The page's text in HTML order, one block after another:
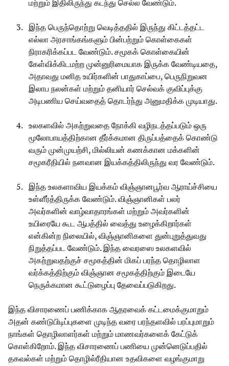
மற்றும் இதிலிருந்து கடந்து செல்ல வேண்டும்.
இந்த பெருந்தொற்று வெடித்ததில் இருந்து கிட்டத்தட்ட
எல்லா அரசாங்கங்களும் பின்பற்றும் கொள்கைகள்
நிராகரிக்கப்பட வேண்டும். சமூகக் கொள்கையின்
கேள்விக்கிடமற்ற முன்னுரிமையாக இருக்க வேண்டியதை,
அதாவது மனித உயிர்களின் பாதுகாப்பை, பெருநிறுவன
இலாப நலன்கள் மற்றும் தனியார் செல்வக் குவிப்புக்கு
அடிபணிய செய்வதைத் தொடர்ந்து அனுமதிக்க முடியாது.
உலகளவில் அகற்றுவதை நோக்கி வழிநடத்தப்படும் ஒரு
மூலோபாயத்திற்கான தீர்க்கமான திருப்பத்தைக் கொண்டு
வரும் முன்முயற்சி, மில்லியன் கணக்கான மக்களின்
சமூகரீதியில் நனவான இயக்கத்திலிருந்து வர வேண்டும்.
இந்த உலகளாவிய இயக்கம் விஞ்ஞானபூர்வ ஆராய்ச்சியை
உள்ளீர்த்திருக்க வேண்டும். விஞ்ஞானிகள் பலர்
அவர்களின் வாழ்வாதாரங்கள் மற்றும் அவர்களின்
உயிரையே கூட ஆபத்தில் வைத்து உழைக்கிறார்கள்
என்கின்ற நிலையில், விஞ்ஞானிகளை துன்புறுத்துவது
நிறுத்தப்பட வேண்டும். இந்த வைரஸை உலகளவில்
அகற்றுவதற்குச் சமூகத்தின் மிகப் பரந்த தொழிலாள
வர்க்கத்திற்கும் விஞ்ஞான சமூகத்திற்கும் இடையே
நெருக்கமான கூட்டுழைப்பு தேவைப்படுகிறது.
இந்த விசாரணைப் பணிக்காக ஆதரவைக் கட்டமைக்குமாறும்
அதன் கண்டுபிடிப்புகளை முடிந்த வரை பரந்தளவில் பரப்புமாறும்
நாங்கள் தொழிலாளர்கள் மற்றும் மாணவர்களைக் கேட்டுக்
கொள்கிறோம். இந்த விசாரணைப் பணியை முன்னெடுப்பதில்
தகவல்கள் மற்றும் தொழில்ரீதியான உதவிகளை வழங்குமாறு